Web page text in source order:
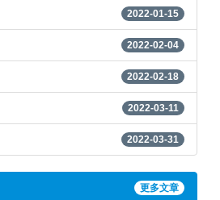
2022-01-15
2022-02-04
2022-02-18
2022-03-11
2022-03-31
更多文章